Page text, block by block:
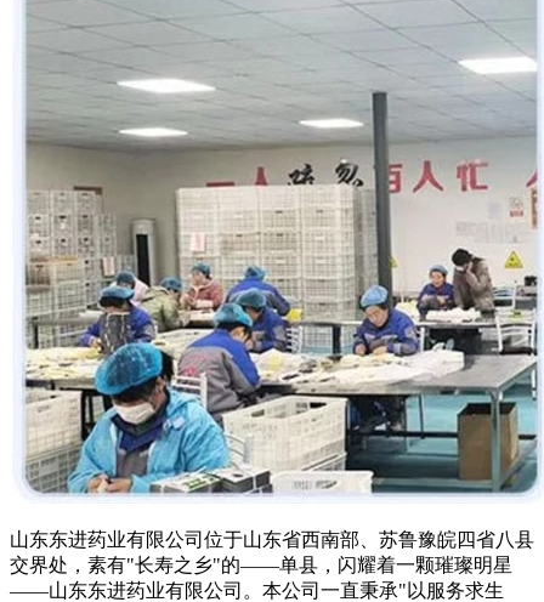
山东东进药业有限公司位于山东省西南部、苏鲁豫皖四省八县
交界处，素有"长寿之乡"的——单县，闪耀着一颗璀璨明星
——山东东进药业有限公司。本公司一直秉承"以服务求生